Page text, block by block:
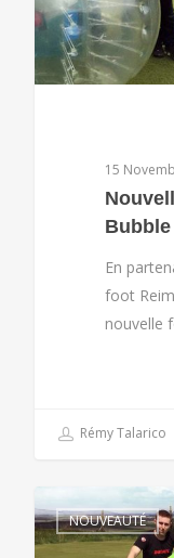
15
En
foot
nouvelle
Rémy Talarico
NOUVEAUTÉ